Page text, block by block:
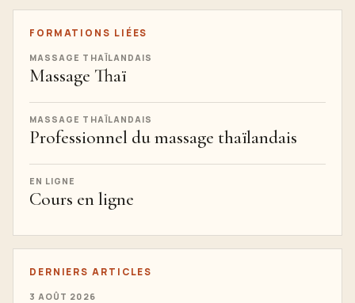
FORMATIONS LIÉES
MASSAGE THAÏLANDAIS
Massage Thaï
MASSAGE THAÏLANDAIS
Professionnel du massage thaïlandais
EN LIGNE
Cours en ligne
DERNIERS ARTICLES
3 AOÛT 2026